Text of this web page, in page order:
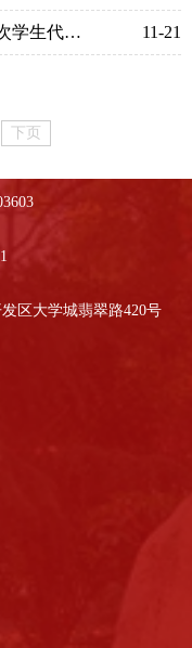
物理学院第一次团员代表大会、第一次学生代表大会、第一次研究生代表大会召开 11-21
下页
区大学城翡翠路420号